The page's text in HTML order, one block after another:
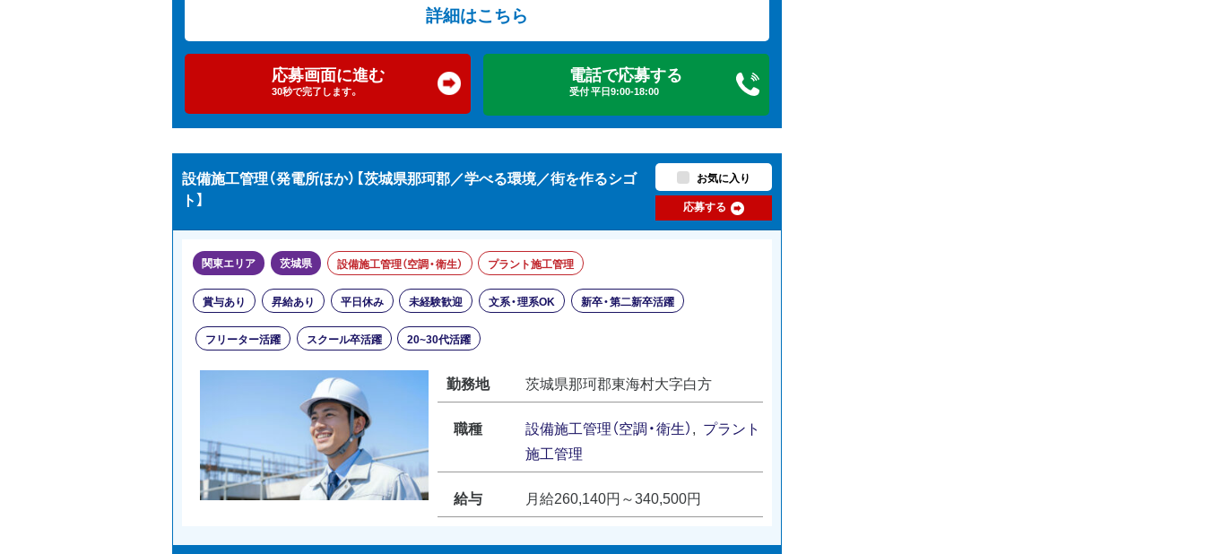
詳細はこちら
応募画面に進む
30秒で完了します。
電話で応募する
受付 平日9:00-18:00
設備施工管理（発電所ほか）【茨城県那珂郡／学べる環境／街を作るシゴ
ト】
お気に入り
応募する
関東エリア 茨城県 設備施工管理（空調・衛生） プラント施工管理
賞与あり 昇給あり 平日休み 未経験歓迎 文系・理系OK 新卒・第二新卒活躍
フリーター活躍 スクール卒活躍 20~30代活躍
勤務地 茨城県那珂郡東海村大字白方
職種 設備施工管理（空調・衛生）, プラント
施工管理
給与 月給260,140円～340,500円